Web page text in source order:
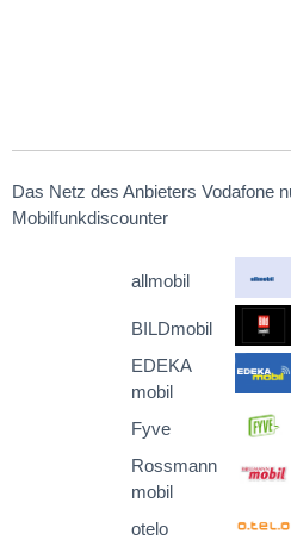
Das Netz des Anbieters Vodafone
Mobilfunkdiscounter
allmobil
BILDmobil
EDEKA
mobil
Fyve
Rossmann
mobil
otelo